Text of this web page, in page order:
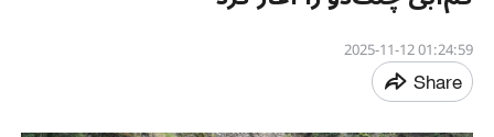
01:24:59 2025-11-12
Share